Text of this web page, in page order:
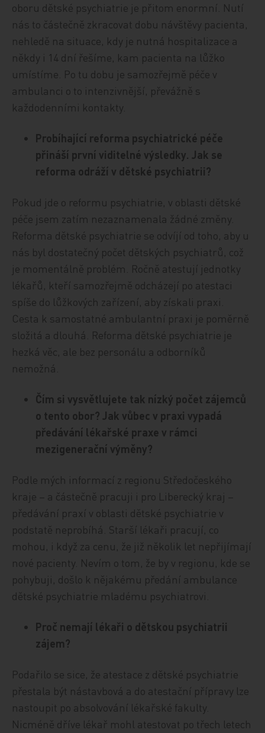
oboru dětské psychiatrie je přitom enormní. Nutí
nás to částečně zkracovat dobu návštěvy pacienta,
nehledě na situace, kdy je nutná hospitalizace a
někdy i 14 dní řešíme, kam pacienta na lůžko
umístíme. Po tu dobu je samozřejmě péče v
ambulanci o to intenzivnější, převážně s
každodenními kontakty.
Probíhající reforma psychiatrické péče
přináší první viditelné výsledky. Jak se
reforma odráží v dětské psychiatrii?
Pokud jde o reformu psychiatrie, v oblasti dětské
péče jsem zatím nezaznamenala žádné změny.
Reforma dětské psychiatrie se odvíjí od toho, aby u
nás byl dostatečný počet dětských psychiatrů, což
je momentálně problém. Ročně atestují jednotky
lékařů, kteří samozřejmě odcházejí po atestaci
spíše do lůžkových zařízení, aby získali praxi.
Cesta k samostatné ambulantní praxi je poměrně
složitá a dlouhá. Reforma dětské psychiatrie je
hezká věc, ale bez personálu a odborníků
nemožná.
Čím si vysvětlujete tak nízký počet zájemců
o tento obor? Jak vůbec v praxi vypadá
předávání lékařské praxe v rámci
mezigenerační výměny?
Podle mých informací z regionu Středočeského
kraje – a částečně pracuji i pro Liberecký kraj –
předávání praxí v oblasti dětské psychiatrie v
podstatě neprobíhá. Starší lékaři pracují, co
mohou, i když za cenu, že již několik let nepřijímají
nové pacienty. Nevím o tom, že by v regionu, kde se
pohybuji, došlo k nějakému předání ambulance
dětské psychiatrie mladému psychiatrovi.
Proč nemají lékaři o dětskou psychiatrii
zájem?
Podařilo se sice, že atestace z dětské psychiatrie
přestala být nástavbová a do atestační přípravy lze
nastoupit po absolvování lékařské fakulty.
Nicméně dříve lékař mohl atestovat po třech letech